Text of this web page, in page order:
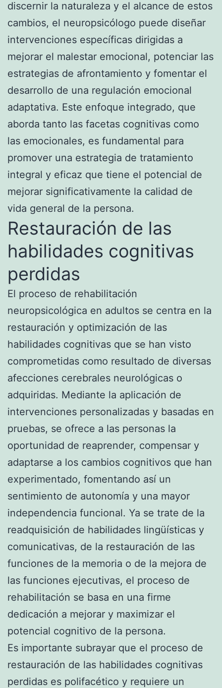
discernir la naturaleza y el alcance de estos
cambios, el neuropsicólogo puede diseñar
intervenciones específicas dirigidas a
mejorar el malestar emocional, potenciar las
estrategias de afrontamiento y fomentar el
desarrollo de una regulación emocional
adaptativa. Este enfoque integrado, que
aborda tanto las facetas cognitivas como
las emocionales, es fundamental para
promover una estrategia de tratamiento
integral y eficaz que tiene el potencial de
mejorar significativamente la calidad de
vida general de la persona.
Restauración de las
habilidades cognitivas
perdidas
El proceso de rehabilitación
neuropsicológica en adultos se centra en la
restauración y optimización de las
habilidades cognitivas que se han visto
comprometidas como resultado de diversas
afecciones cerebrales neurológicas o
adquiridas. Mediante la aplicación de
intervenciones personalizadas y basadas en
pruebas, se ofrece a las personas la
oportunidad de reaprender, compensar y
adaptarse a los cambios cognitivos que han
experimentado, fomentando así un
sentimiento de autonomía y una mayor
independencia funcional. Ya se trate de la
readquisición de habilidades lingüísticas y
comunicativas, de la restauración de las
funciones de la memoria o de la mejora de
las funciones ejecutivas, el proceso de
rehabilitación se basa en una firme
dedicación a mejorar y maximizar el
potencial cognitivo de la persona.
Es importante subrayar que el proceso de
restauración de las habilidades cognitivas
perdidas es polifacético y requiere un